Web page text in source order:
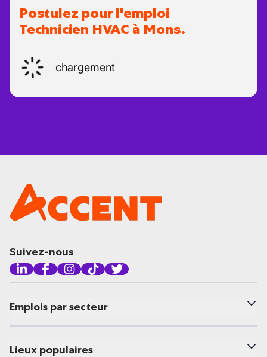
Postulez pour l'emploi
Technicien HVAC à Mons.
chargement
Suivez-nous
Emplois par secteur
Lieux populaires